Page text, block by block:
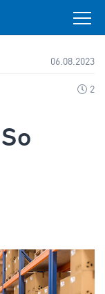
06.08.2023
2